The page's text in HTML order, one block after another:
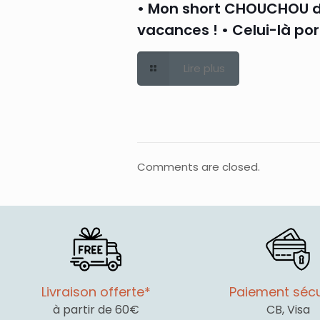
• Mon short CHOUCHOU
vacances ! • Celui-là
Lire plus
Comments are closed.
Livraison offerte*
à partir de 60€
Paiement
CB, Visa